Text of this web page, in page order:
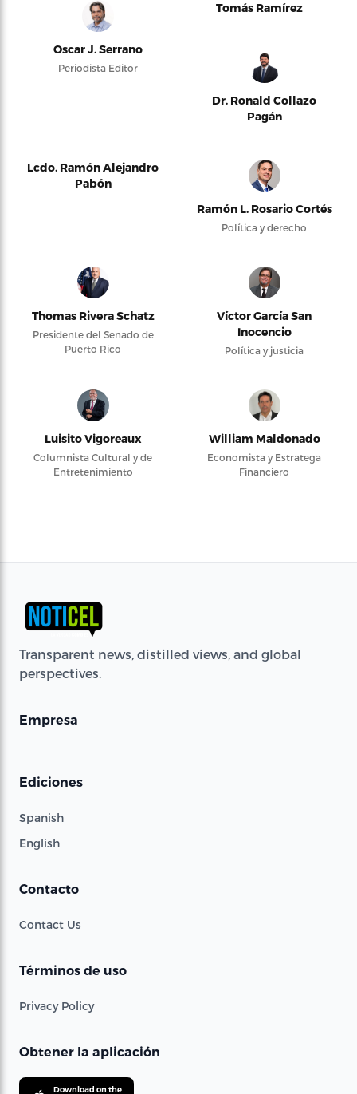
Oscar J. Serrano
Periodista Editor
Tomás Ramírez
Dr. Ronald Collazo
Pagán
Lcdo. Ramón Alejandro
Pabón
Ramón L. Rosario Cortés
Política y derecho
Thomas Rivera Schatz
Presidente del Senado de
Puerto Rico
Víctor García San
Inocencio
Política y justicia
Luisito Vigoreaux
Columnista Cultural y de
Entretenimiento
William Maldonado
Economista y Estratega
Financiero
Transparent news, distilled views, and global
perspectives.
Empresa
Ediciones
Spanish
English
Contacto
Contact Us
Términos de uso
Privacy Policy
Obtener la aplicación
Download on the